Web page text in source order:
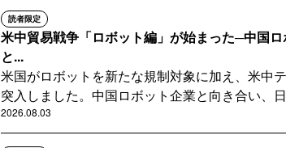
１９８５年頃には直行便ジャンボジェッ
エルメス、ニナリッチなどのパリ本店で
くして東京にも支店が出来て高級ブラン
くなりました。ルイビトンは日本での売
うです。中国人の姿は３０年以上前に見た
読者限定
米中貿易戦争「ロボット編」が始まった─中国
と...
米国がロボットを新たな規制対象に加え、米中
突入しました。中国ロボット企業と向き合い、
2026.08.03